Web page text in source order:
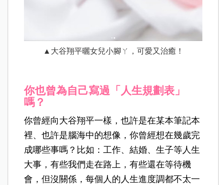
▲大谷翔平曬女兒小腳ㄚ，可愛又治癒！
你也曾為自己寫過「人生規劃表」
嗎？
你曾經向大谷翔平一樣，也許是在某本筆記本
裡、也許是腦海中的想像，你曾經想在幾歲完
成哪些事嗎？比如：工作、結婚、生子等人生
大事，有些我們走在路上，有些還在等待機
會，但沒關係，每個人的人生進度調都不太一